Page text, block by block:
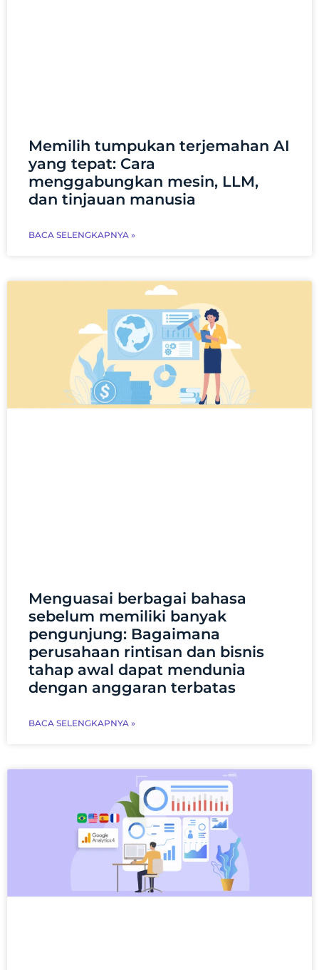
Memilih tumpukan terjemahan AI
yang tepat: Cara
menggabungkan mesin, LLM,
dan tinjauan manusia
BACA SELENGKAPNYA »
Menguasai berbagai bahasa
sebelum memiliki banyak
pengunjung: Bagaimana
perusahaan rintisan dan bisnis
tahap awal dapat mendunia
dengan anggaran terbatas
BACA SELENGKAPNYA »